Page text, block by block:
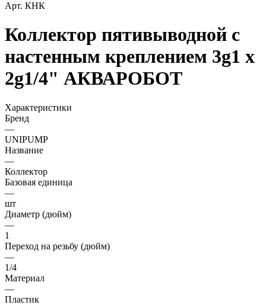
Арт. КНК
Коллектор пятивыводной с
настенным креплением 3g1 х
2g1/4" АКВАРОБОТ
Характеристики
Бренд
—
UNIPUMP
Название
—
Коллектор
Базовая единица
—
шт
Диаметр (дюйм)
—
1
Переход на резьбу (дюйм)
—
1/4
Материал
—
Пластик